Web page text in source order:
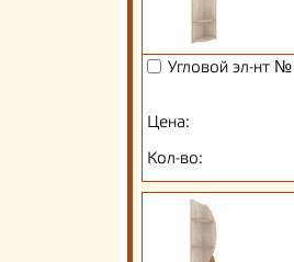
Угловой эл-нт
Цена:
Кол-во: